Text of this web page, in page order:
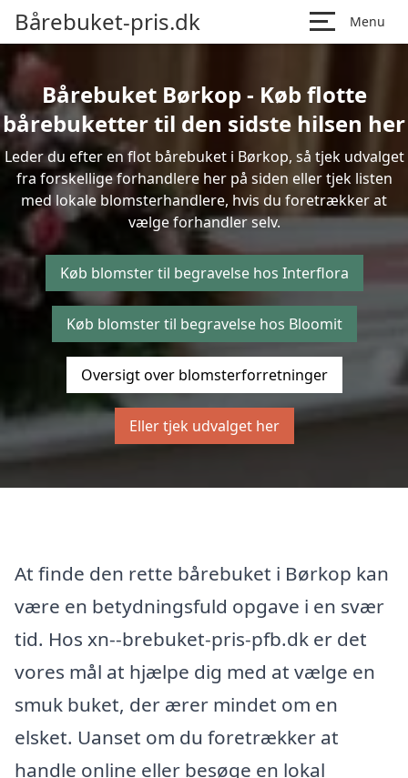
Bårebuket-pris.dk Menu
Bårebuket Børkop - Køb flotte
bårebuketter til den sidste hilsen her
Leder du efter en flot bårebuket i Børkop, så tjek udvalget
fra forskellige forhandlere her på siden eller tjek listen
med lokale blomsterhandlere, hvis du foretrækker at
vælge forhandler selv.
Køb blomster til begravelse hos Interflora
Køb blomster til begravelse hos Bloomit
Oversigt over blomsterforretninger
Eller tjek udvalget her
At finde den rette bårebuket i Børkop kan
være en betydningsfuld opgave i en svær
tid. Hos xn--brebuket-pris-pfb.dk er det
vores mål at hjælpe dig med at vælge en
smuk buket, der ærer mindet om en
elsket. Uanset om du foretrækker at
handle online eller besøge en lokal